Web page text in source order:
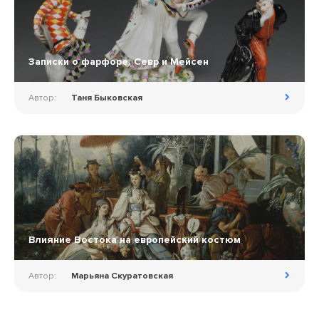
Записки о фарфоре. Севр и Мейсен
Автор: Таня Быковская
Влияние Востока на европейский костюм
Автор: Марьяна Скуратовская